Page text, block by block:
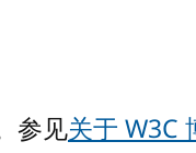
参见关于 W3C